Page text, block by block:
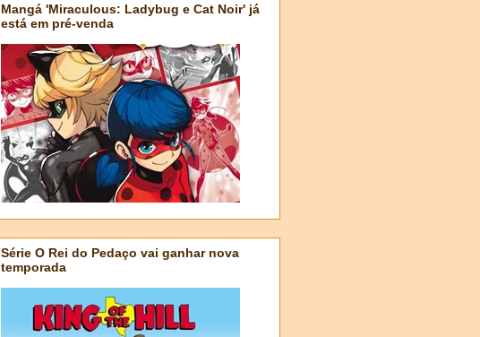
Mangá 'Miraculous: Ladybug e Cat Noir' já
está em pré-venda
Série O Rei do Pedaço vai ganhar nova
temporada